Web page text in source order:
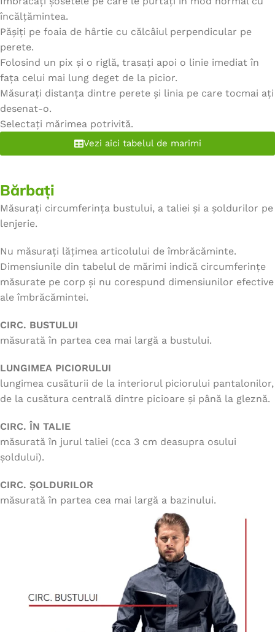
încălțămintea.
Pășiți pe foaia de hârtie cu călcâiul perpendicular pe
perete.
Folosind un pix și o riglă, trasați apoi o linie imediat în
fața celui mai lung deget de la picior.
Măsurați distanța dintre perete și linia pe care tocmai ați
desenat-o.
Selectați mărimea potrivită.
Vezi aici tabelul de marimi
Bărbați
Măsurați circumferința bustului, a taliei și a șoldurilor pe
lenjerie.
Nu măsurați lățimea articolului de îmbrăcăminte.
Dimensiunile din tabelul de mărimi indică circumferințe
măsurate pe corp și nu corespund dimensiunilor efective
ale îmbrăcămintei.
CIRC. BUSTULUI
măsurată în partea cea mai largă a bustului.
LUNGIMEA PICIORULUI
lungimea cusăturii de la interiorul piciorului pantalonilor,
de la cusătura centrală dintre picioare și până la gleznă.
CIRC. ÎN TALIE
măsurată în jurul taliei (cca 3 cm deasupra osului
șoldului).
CIRC. ȘOLDURILOR
măsurată în partea cea mai largă a bazinului.